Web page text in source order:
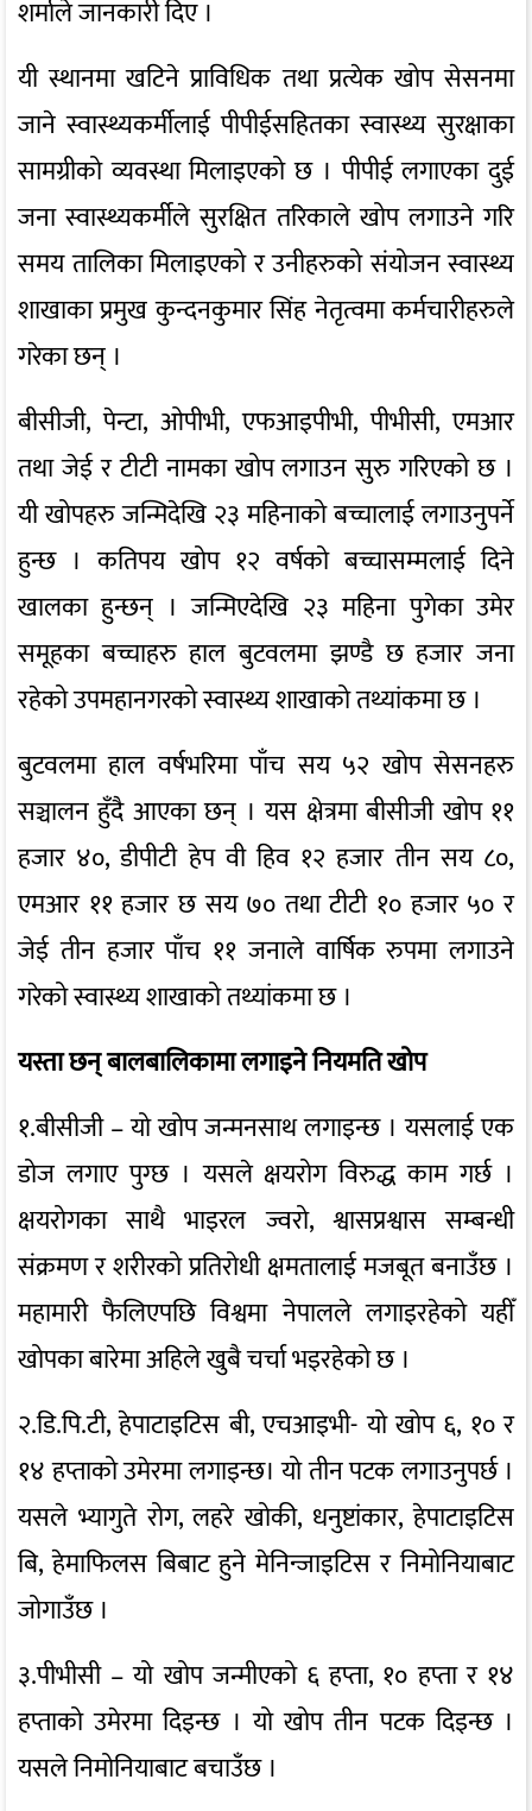
शर्माले जानकारी दिए ।
यी स्थानमा खटिने प्राविधिक तथा प्रत्येक खोप सेसनमा
जाने स्वास्थ्यकर्मीलाई पीपीईसहितका स्वास्थ्य सुरक्षाका
सामग्रीको व्यवस्था मिलाइएको छ । पीपीई लगाएका दुई
जना स्वास्थ्यकर्मीले सुरक्षित तरिकाले खोप लगाउने गरि
समय तालिका मिलाइएको र उनीहरुको संयोजन स्वास्थ्य
शाखाका प्रमुख कुन्दनकुमार सिंह नेतृत्वमा कर्मचारीहरुले
गरेका छन् ।
बीसीजी, पेन्टा, ओपीभी, एफआइपीभी, पीभीसी, एमआर
तथा जेई र टीटी नामका खोप लगाउन सुरु गरिएको छ ।
यी खोपहरु जन्मिदेखि २३ महिनाको बच्चालाई लगाउनुपर्ने
हुन्छ । कतिपय खोप १२ वर्षको बच्चासम्मलाई दिने
खालका हुन्छन् । जन्मिएदेखि २३ महिना पुगेका उमेर
समूहका बच्चाहरु हाल बुटवलमा झण्डै छ हजार जना
रहेको उपमहानगरको स्वास्थ्य शाखाको तथ्यांकमा छ ।
बुटवलमा हाल वर्षभरिमा पाँच सय ५२ खोप सेसनहरु
सञ्चालन हुँदै आएका छन् । यस क्षेत्रमा बीसीजी खोप ११
हजार ४०, डीपीटी हेप वी हिव १२ हजार तीन सय ८०,
एमआर ११ हजार छ सय ७० तथा टीटी १० हजार ५० र
जेई तीन हजार पाँच ११ जनाले वार्षिक रुपमा लगाउने
गरेको स्वास्थ्य शाखाको तथ्यांकमा छ ।
यस्ता छन् बालबालिकामा लगाइने नियमति खोप
१.बीसीजी – यो खोप जन्मनसाथ लगाइन्छ । यसलाई एक
डोज लगाए पुग्छ । यसले क्षयरोग विरुद्ध काम गर्छ ।
क्षयरोगका साथै भाइरल ज्वरो, श्वासप्रश्वास सम्बन्धी
संक्रमण र शरीरको प्रतिरोधी क्षमतालाई मजबूत बनाउँछ ।
महामारी फैलिएपछि विश्वमा नेपालले लगाइरहेको यहीँ
खोपका बारेमा अहिले खुबै चर्चा भइरहेको छ ।
२.डि.पि.टी, हेपाटाइटिस बी, एचआइभी- यो खोप ६, १० र
१४ हप्ताको उमेरमा लगाइन्छ। यो तीन पटक लगाउनुपर्छ ।
यसले भ्यागुते रोग, लहरे खोकी, धनुष्टांकार, हेपाटाइटिस
बि, हेमाफिलस बिबाट हुने मेनिन्जाइटिस र निमोनियाबाट
जोगाउँछ ।
३.पीभीसी – यो खोप जन्मीएको ६ हप्ता, १० हप्ता र १४
हप्ताको उमेरमा दिइन्छ । यो खोप तीन पटक दिइन्छ ।
यसले निमोनियाबाट बचाउँछ ।